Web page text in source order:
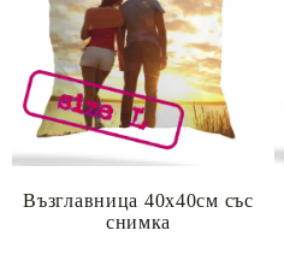
Възглавница 40х40см със
снимка